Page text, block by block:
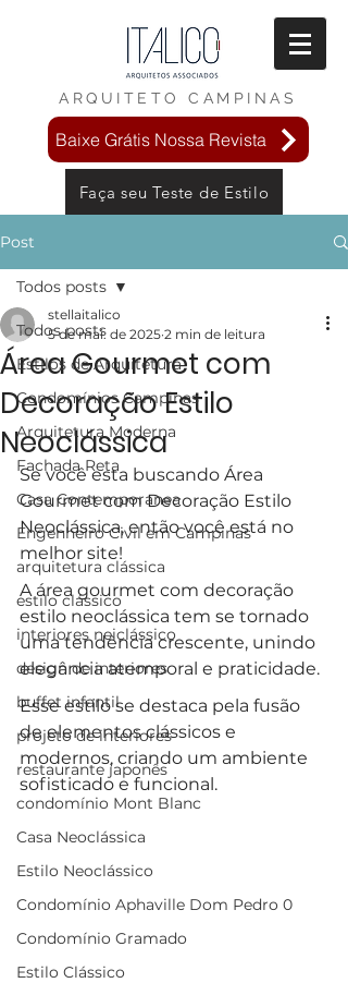
ARQUITETO CAMPINAS
Baixe Grátis Nossa Revista
Faça seu Teste de Estilo
Post
Todos posts
Estilos de Arquitetura
Condomínios Campinas
Arquitetura Moderna
Fachada Reta
Casa Contemporanea
Engenheiro Civil em Campinas
arquitetura clássica
estilo clássico
interiores neiclássico
design de interiores
buffet infantil
projeto de interiores
restaurante japonês
condomínio Mont Blanc
Casa Neoclássica
Estilo Neoclássico
Condomínio Aphaville Dom Pedro 0
Condomínio Gramado
Estilo Clássico
Todos posts
Área Gourmet com
Decoração Estilo
Neoclássica
stellaitalico
5 de mai. de 2025 2 min de leitura
Se você esta buscando Área
Gourmet com Decoração Estilo
Neoclássica, então você está no
melhor site!
A área gourmet com decoração
estilo neoclássica tem se tornado
uma tendência crescente, unindo
elegância atemporal e praticidade.
Esse estilo se destaca pela fusão
de elementos clássicos e
modernos, criando um ambiente
sofisticado e funcional.